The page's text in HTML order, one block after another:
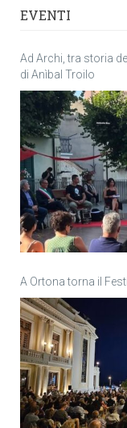
EVENTI
Ad Archi, tra storia
di Anìbal Troilo
A Ortona torna il